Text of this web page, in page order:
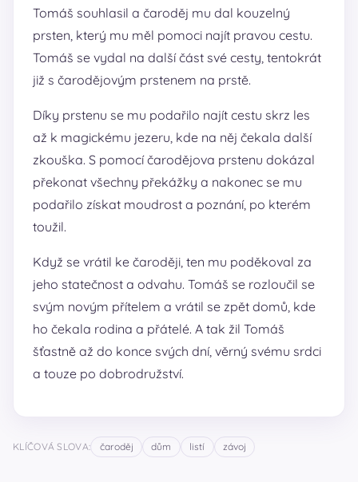
Tomáš souhlasil a čaroděj mu dal kouzelný
prsten, který mu měl pomoci najít pravou cestu.
Tomáš se vydal na další část své cesty, tentokrát
již s čarodějovým prstenem na prstě.
Díky prstenu se mu podařilo najít cestu skrz les
až k magickému jezeru, kde na něj čekala další
zkouška. S pomocí čarodějova prstenu dokázal
překonat všechny překážky a nakonec se mu
podařilo získat moudrost a poznání, po kterém
toužil.
Když se vrátil ke čaroději, ten mu poděkoval za
jeho statečnost a odvahu. Tomáš se rozloučil se
svým novým přítelem a vrátil se zpět domů, kde
ho čekala rodina a přátelé. A tak žil Tomáš
šťastně až do konce svých dní, věrný svému srdci
a touze po dobrodružství.
KLÍČOVÁ SLOVA: čaroděj dům listí závoj